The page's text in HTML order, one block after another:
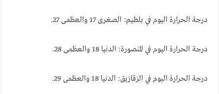
درجة الحرارة اليوم في بلطيم: الصغرى 17 والعظمى 27.
درجة الحرارة اليوم في المنصورة: الدنيا 18 والعظمى 28.
درجة الحرارة اليوم في الزقازيق: الدنيا 18 والعظمى 29.